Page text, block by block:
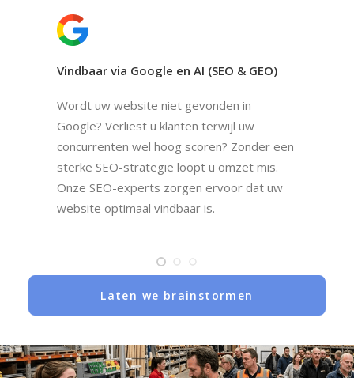
Vindbaar via Google en AI (SEO & GEO)
Wordt uw website niet gevonden in
Google? Verliest u klanten terwijl uw
concurrenten wel hoog scoren? Zonder een
sterke SEO-strategie loopt u omzet mis.
Onze SEO-experts zorgen ervoor dat uw
website optimaal vindbaar is.
Laten we brainstormen